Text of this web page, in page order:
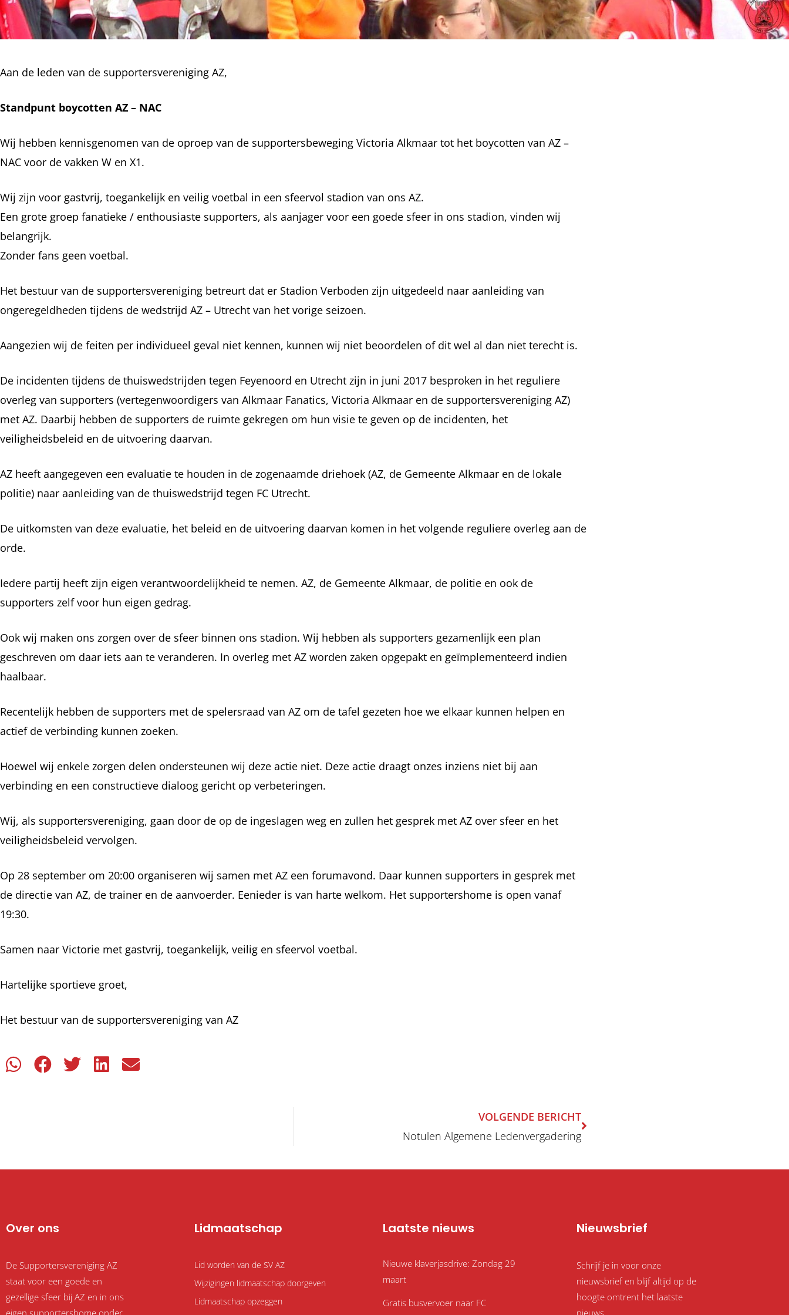
Aan de leden van de supportersvereniging AZ,
Standpunt boycotten AZ – NAC
Wij hebben kennisgenomen van de oproep van de supportersbeweging Victoria Alkmaar tot het boycotten van AZ –
NAC voor de vakken W en X1.
Wij zijn voor gastvrij, toegankelijk en veilig voetbal in een sfeervol stadion van ons AZ.
Een grote groep fanatieke / enthousiaste supporters, als aanjager voor een goede sfeer in ons stadion, vinden wij
belangrijk.
Zonder fans geen voetbal.
Het bestuur van de supportersvereniging betreurt dat er Stadion Verboden zijn uitgedeeld naar aanleiding van
ongeregeldheden tijdens de wedstrijd AZ – Utrecht van het vorige seizoen.
Aangezien wij de feiten per individueel geval niet kennen, kunnen wij niet beoordelen of dit wel al dan niet terecht is.
De incidenten tijdens de thuiswedstrijden tegen Feyenoord en Utrecht zijn in juni 2017 besproken in het reguliere
overleg van supporters (vertegenwoordigers van Alkmaar Fanatics, Victoria Alkmaar en de supportersvereniging AZ)
met AZ. Daarbij hebben de supporters de ruimte gekregen om hun visie te geven op de incidenten, het
veiligheidsbeleid en de uitvoering daarvan.
AZ heeft aangegeven een evaluatie te houden in de zogenaamde driehoek (AZ, de Gemeente Alkmaar en de lokale
politie) naar aanleiding van de thuiswedstrijd tegen FC Utrecht.
De uitkomsten van deze evaluatie, het beleid en de uitvoering daarvan komen in het volgende reguliere overleg aan de
orde.
Iedere partij heeft zijn eigen verantwoordelijkheid te nemen. AZ, de Gemeente Alkmaar, de politie en ook de
supporters zelf voor hun eigen gedrag.
Ook wij maken ons zorgen over de sfeer binnen ons stadion. Wij hebben als supporters gezamenlijk een plan
geschreven om daar iets aan te veranderen. In overleg met AZ worden zaken opgepakt en geïmplementeerd indien
haalbaar.
Recentelijk hebben de supporters met de spelersraad van AZ om de tafel gezeten hoe we elkaar kunnen helpen en
actief de verbinding kunnen zoeken.
Hoewel wij enkele zorgen delen ondersteunen wij deze actie niet. Deze actie draagt onzes inziens niet bij aan
verbinding en een constructieve dialoog gericht op verbeteringen.
Wij, als supportersvereniging, gaan door de op de ingeslagen weg en zullen het gesprek met AZ over sfeer en het
veiligheidsbeleid vervolgen.
Op 28 september om 20:00 organiseren wij samen met AZ een forumavond. Daar kunnen supporters in gesprek met
de directie van AZ, de trainer en de aanvoerder. Eenieder is van harte welkom. Het supportershome is open vanaf
19:30.
Samen naar Victorie met gastvrij, toegankelijk, veilig en sfeervol voetbal.
Hartelijke sportieve groet,
Het bestuur van de supportersvereniging van AZ
VOLGENDE BERICHT
Notulen Algemene Ledenvergadering
Over ons
De Supportersvereniging AZ
staat voor een goede en
gezellige sfeer bij AZ en in ons
eigen supportershome onder
Lidmaatschap
Lid worden van de SV AZ
Wijzigingen lidmaatschap doorgeven
Lidmaatschap opzeggen
Laatste nieuws
Nieuwe klaverjasdrive: Zondag 29
maart
Gratis busvervoer naar FC
Nieuwsbrief
Schrijf je in voor onze
nieuwsbrief en blijf altijd op de
hoogte omtrent het laatste
nieuws.